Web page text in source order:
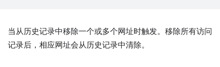
当从历史记录中移除一个或多个网址时触发。移除所有访问
记录后，相应网址会从历史记录中清除。